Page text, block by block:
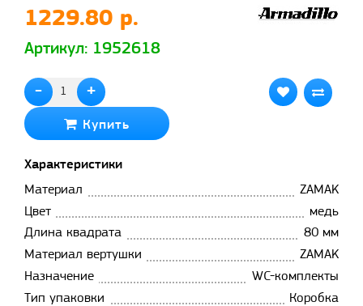
1229.80 р.
Артикул: 1952618
- +
Купить
Характеристики
Материал
ZAMAK
Цвет
медь
Длина квадрата
80 мм
Материал вертушки
ZAMAK
Назначение
WC-комплекты
Тип упаковки
Коробка